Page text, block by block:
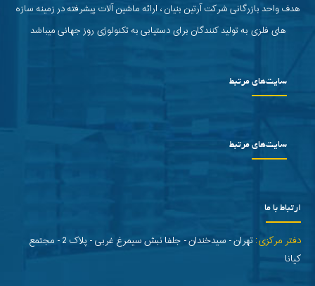
هدف واحد بازرگانی شرکت آرتین بنیان ، ارائه ماشین آلات پیشرفته در زمینه سازه
های فلزی به تولید کنندگان برای دستیابی به تکنولوژی روز جهانی میباشد
سایت‌های مرتبط
سایت‌های مرتبط
ارتباط با ما
دفتر مرکزی:
تهران - سیدخندان - جلفا نبش سیمرغ غربی - پلاک 2 - مجتمع
کیانا